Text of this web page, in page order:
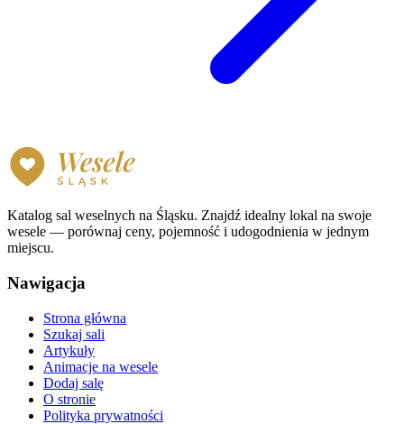
Katalog sal weselnych na Śląsku. Znajdź idealny lokal na swoje
wesele — porównaj ceny, pojemność i udogodnienia w jednym
miejscu.
Nawigacja
Strona główna
Szukaj sali
Artykuły
Animacje na wesele
Dodaj salę
O stronie
Polityka prywatności